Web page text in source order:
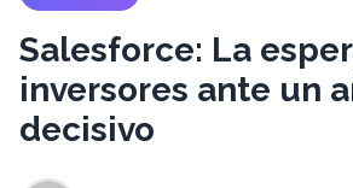
Salesforce: La
inversores ante un
decisivo